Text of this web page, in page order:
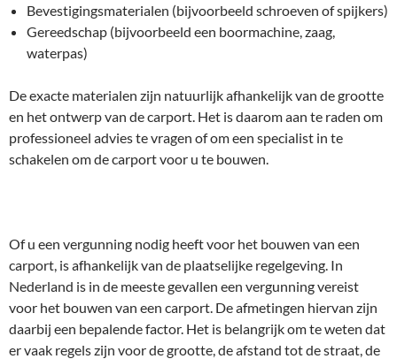
Bevestigingsmaterialen (bijvoorbeeld schroeven of spijkers)
Gereedschap (bijvoorbeeld een boormachine, zaag,
waterpas)
De exacte materialen zijn natuurlijk afhankelijk van de grootte
en het ontwerp van de carport. Het is daarom aan te raden om
professioneel advies te vragen of om een specialist in te
schakelen om de carport voor u te bouwen.
Of u een vergunning nodig heeft voor het bouwen van een
carport, is afhankelijk van de plaatselijke regelgeving. In
Nederland is in de meeste gevallen een vergunning vereist
voor het bouwen van een carport. De afmetingen hiervan zijn
daarbij een bepalende factor. Het is belangrijk om te weten dat
er vaak regels zijn voor de grootte, de afstand tot de straat, de